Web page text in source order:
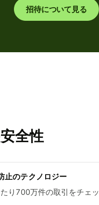
招待について見る
全性
止のテクノロジー
り700万件の取引をチェ